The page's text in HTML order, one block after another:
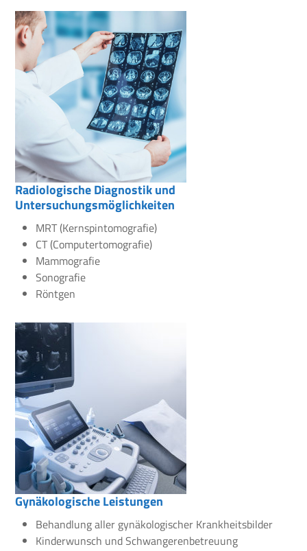
Radiologische Diagnostik und
Untersuchungsmöglichkeiten
MRT (Kernspintomografie)
CT (Computertomografie)
Mammografie
Sonografie
Röntgen
Gynäkologische Leistungen
Behandlung aller gynäkologischer Krankheitsbilder
Kinderwunsch und Schwangerenbetreuung